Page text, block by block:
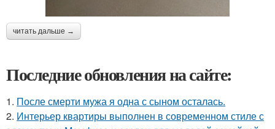
читать дальше →
Последние обновления на сайте:
1. После смерти мужа я одна с сыном осталась.
2. Интерьер квартиры выполнен в современном стиле с